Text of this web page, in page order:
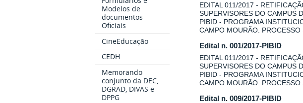
Modelos de
documentos
Oficiais
CineEducação
CEDH
Memorando
conjunto da DEC,
DGRAD, DIVAS e
DPPG
EDITAL 011/2017 -
SUPERVISORES DO CAMPUS
PIBID - PROGRAMA
CAMPO MOURÃO.
Edital n. 001/2017-PIBID
EDITAL 011/2017 -
SUPERVISORES DO CAMPUS
PIBID - PROGRAMA
CAMPO MOURÃO.
Edital n. 009/2017-PIBID